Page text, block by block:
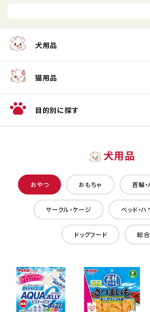
犬用品
猫用品
目的別に探す
犬用品
おやつ おもちゃ 首輪
サークル・ケージ ベッド・ハ
ドッグフード 総合